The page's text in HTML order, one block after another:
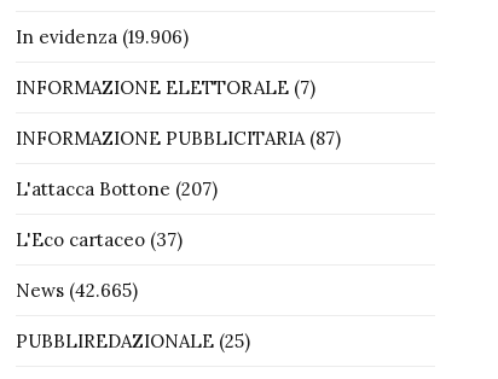
In evidenza(19.906)
INFORMAZIONE ELETTORALE(7)
INFORMAZIONE PUBBLICITARIA(87)
L'attacca Bottone (207)
L'Eco cartaceo(37)
News(42.665)
PUBBLIREDAZIONALE(25)